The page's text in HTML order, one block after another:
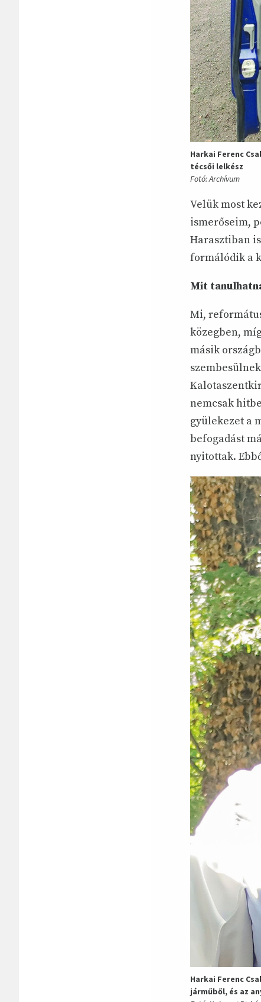
Harkai Ferenc
técsői lelkész
Fotó: Archívum
Velük most
ismerőseim,
Harasztiban
formálódik a
Mit
Mi,
közegben,
másik
nemcsak
gyülekezet a
befogadást
nyitottak.
Harkai Ferenc
járműből, és az